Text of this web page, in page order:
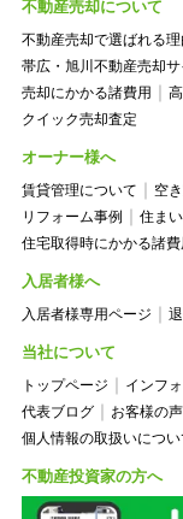
不動産売却について
不動産売却で選ばれる理
帯広・旭川不動産売却サ
売却にかかる諸費用
クイック売却査定
オーナー様へ
賃貸管理について 空
リフォーム事例
住ま
住宅取得時にかかる諸費
入居者様へ
入居者様専用ページ
当社について
トップページ インフ
代表ブログ
お客様の声
個人情報の取扱いについ
不動産投資家の方へ